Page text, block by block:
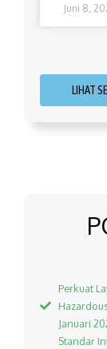
Juni 8,
LIHAT
Perkuat
Januari
Standar